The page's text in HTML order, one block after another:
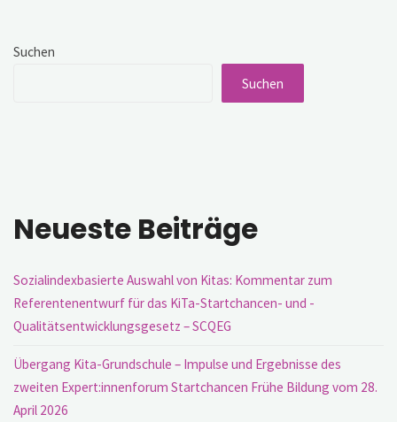
Suchen
Suchen
Neueste Beiträge
Sozialindexbasierte Auswahl von Kitas: Kommentar zum
Referentenentwurf für das KiTa-Startchancen- und -
Qualitätsentwicklungsgesetz – SCQEG
Übergang Kita-Grundschule – Impulse und Ergebnisse des
zweiten Expert:innenforum Startchancen Frühe Bildung vom 28.
April 2026